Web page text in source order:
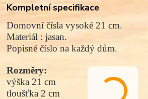
Kompletní specifikace
Domovní čísla vysoké 21 cm.
Materiál :jasan.
Popisné číslo na každý dům.
Rozměry:
výška 21 cm
tloušťka 2 cm